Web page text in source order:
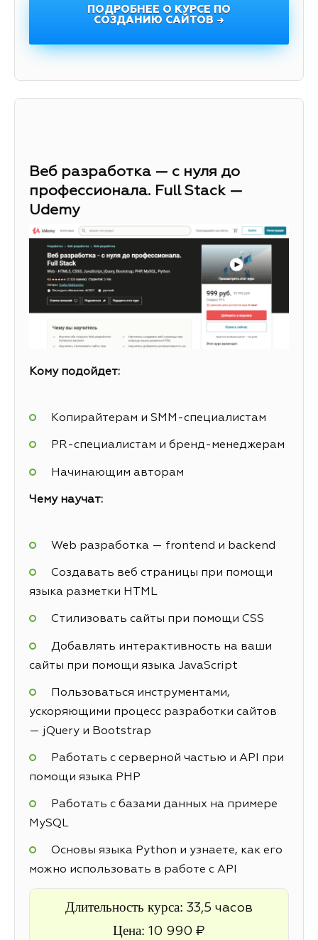
ПОДРОБНЕЕ О КУРСЕ ПО
СОЗДАНИЮ САЙТОВ →
Веб разработка — с нуля до
профессионала. Full Stack —
Udemy
Кому подойдет:
Копирайтерам и SMM-специалистам
PR-специалистам и бренд-менеджерам
Начинающим авторам
Чему научат:
Web разработка — frontend и backend
Создавать веб страницы при помощи
языка разметки HTML
Стилизовать сайты при помощи CSS
Добавлять интерактивность на ваши
сайты при помощи языка JavaScript
Пользоваться инструментами,
ускоряющими процесс разработки сайтов
— jQuery и Bootstrap
Работать с серверной частью и API при
помощи языка PHP
Работать с базами данных на примере
MySQL
Основы языка Python и узнаете, как его
можно использовать в работе с API
Длительность курса: 33,5 часов
Цена: 10 990 ₽